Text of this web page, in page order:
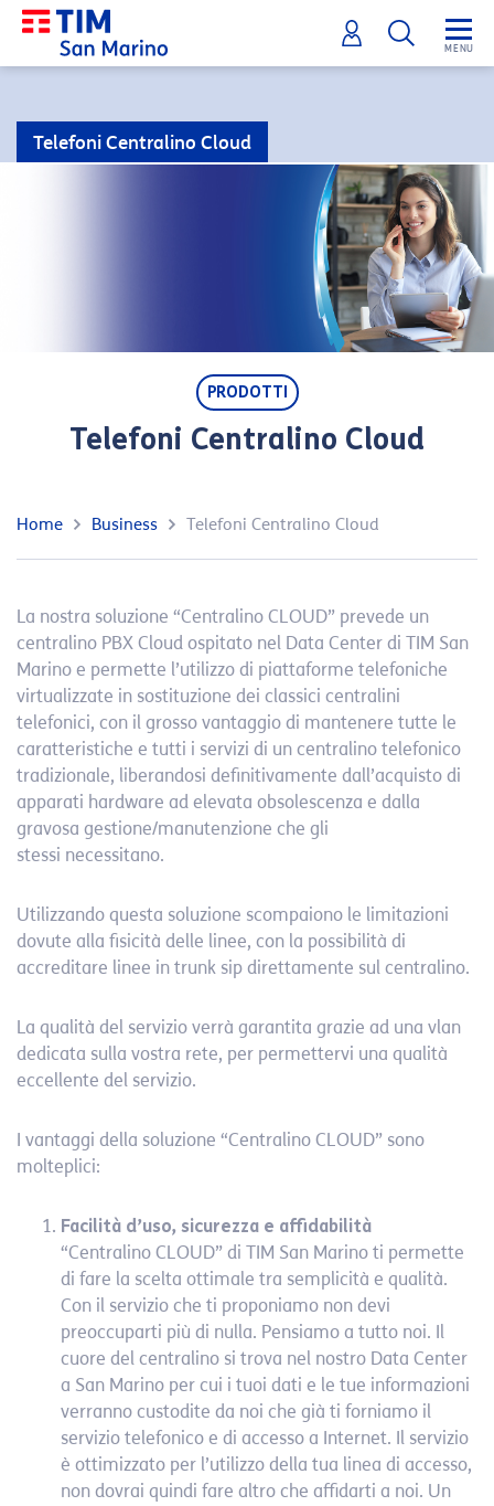
Telefoni Centralino Cloud
PRODOTTI
Telefoni Centralino Cloud
Home Business Telefoni Centralino Cloud
La nostra soluzione “Centralino CLOUD” prevede un
centralino PBX Cloud ospitato nel Data Center di TIM San
Marino e permette l’utilizzo di piattaforme telefoniche
virtualizzate in sostituzione dei classici centralini
telefonici, con il grosso vantaggio di mantenere tutte le
caratteristiche e tutti i servizi di un centralino telefonico
tradizionale, liberandosi definitivamente dall’acquisto di
apparati hardware ad elevata obsolescenza e dalla
gravosa gestione/manutenzione che gli
stessi necessitano.
Utilizzando questa soluzione scompaiono le limitazioni
dovute alla fisicità delle linee, con la possibilità di
accreditare linee in trunk sip direttamente sul centralino.
La qualità del servizio verrà garantita grazie ad una vlan
dedicata sulla vostra rete, per permettervi una qualità
eccellente del servizio.
I vantaggi della soluzione “Centralino CLOUD” sono
molteplici:
Facilità d’uso, sicurezza e affidabilità
“Centralino CLOUD” di TIM San Marino ti permette
di fare la scelta ottimale tra semplicità e qualità.
Con il servizio che ti proponiamo non devi
preoccuparti più di nulla. Pensiamo a tutto noi. Il
cuore del centralino si trova nel nostro Data Center
a San Marino per cui i tuoi dati e le tue informazioni
verranno custodite da noi che già ti forniamo il
servizio telefonico e di accesso a Internet. Il servizio
è ottimizzato per l’utilizzo della tua linea di accesso,
non dovrai quindi fare altro che affidarti a noi. Un